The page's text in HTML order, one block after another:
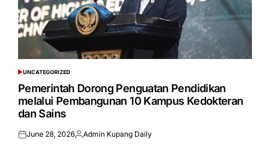
POSTED
IN
UNCATEGORIZED
Pemerintah Dorong Penguatan Pendidikan
melalui Pembangunan 10 Kampus Kedokteran
dan Sains
Posted
June 28, 2026Posted
Admin Kupang Daily